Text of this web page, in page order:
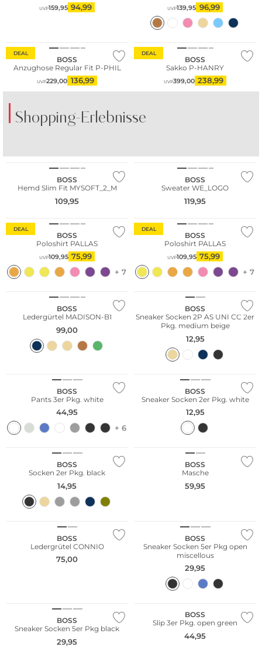
UVP159,95 94,99 UVP139,95 96,99
DEAL
BOSS
Anzughose Regular Fit P-PHIL
UVP229,00 136,99
DEAL
Große Größen
BOSS
Sakko P-HANRY
UVP399,00 238,99
Shopping-Erlebnisse
BOSS
Hemd Slim Fit MYSOFT_2_M
109,95
BOSS
Sweater WE_LOGO
119,95
DEAL
BOSS
Poloshirt PALLAS
UVP109,95 75,99
+ 7
DEAL
BOSS
Poloshirt PALLAS
UVP109,95 75,99
+ 7
BOSS
Ledergürtel MADISON-B1
99,00
Multi Pack
BOSS
Sneaker Socken 2P AS UNI CC 2er
Pkg. medium beige
12,95
BOSS
Pants 3er Pkg. white
44,95
+ 6
BOSS
Sneaker Socken 2er Pkg. white
12,95
Multi Pack
BOSS
Socken 2er Pkg. black
14,95
BOSS
Masche
59,95
BOSS
Ledergrütel CONNIO
75,00
BOSS
Sneaker Socken 5er Pkg open
miscellous
29,95
BOSS
Sneaker Socken 5er Pkg black
29,95
BOSS
Slip 3er Pkg. open green
44,95